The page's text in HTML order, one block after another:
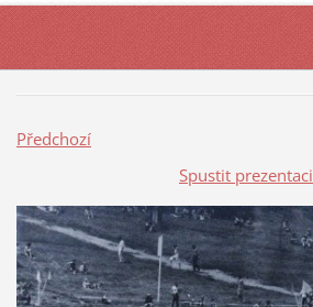
Předchozí
Spustit prezentaci